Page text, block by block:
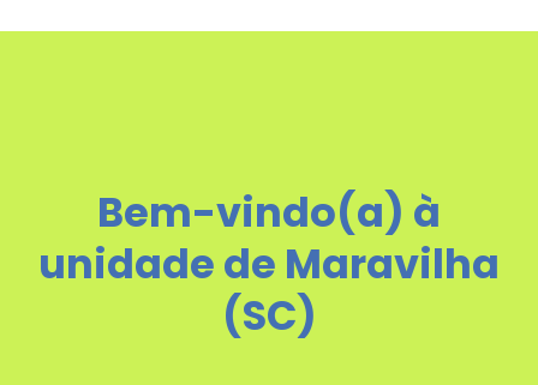
Bem-vindo(a) à
unidade de Maravilha
(SC)